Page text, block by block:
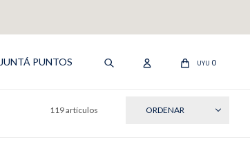
JUNTÁ PUNTOS UYU 0
119 artículos